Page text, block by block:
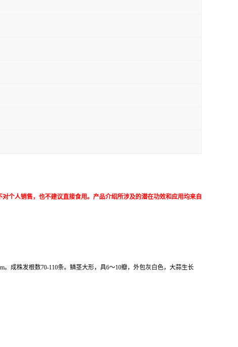
个人销售，也不建议直接食用。产品介绍所涉及的潜在功效和应用均来自
成株发根数70-110条。鳞茎大形，具6～10瓣，外包灰白色，大蒜生长